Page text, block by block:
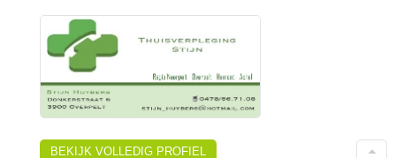
BEKIJK VOLLEDIG PROFIEL